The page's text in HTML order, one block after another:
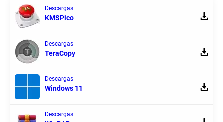
Descargas
KMSPico
Descargas
TeraCopy
Descargas
Windows 11
Descargas